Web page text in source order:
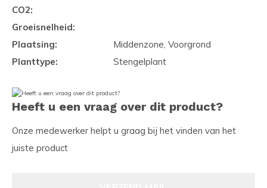
CO2:
Groeisnelheid:
Plaatsing:
Middenzone, Voorgrond
Planttype:
Stengelplant
Heeft u een vraag over dit product?
Onze medewerker helpt u graag bij het vinden van het
juiste product